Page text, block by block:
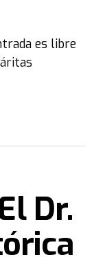
es libre
Dr.